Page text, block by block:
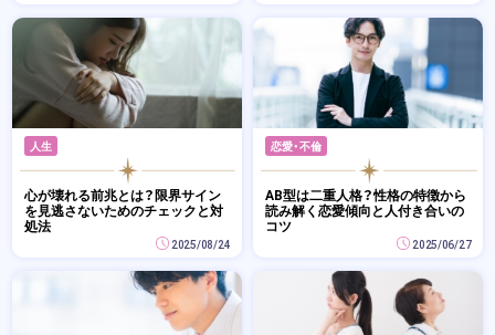
人生
心が壊れる前兆とは？限界サイン
を見逃さないためのチェックと対
処法
2025/08/24
恋愛・不倫
AB型は二重人格？性格の特徴から
読み解く恋愛傾向と人付き合いの
コツ
2025/06/27